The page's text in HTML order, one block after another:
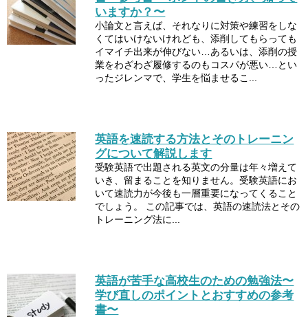
いますか？〜
小論文と言えば、それなりに対策や練習をしな
くてはいけないけれども、添削してもらっても
イマイチ出来が伸びない…あるいは、添削の授
業をわざわざ履修するのもコスパが悪い…とい
ったジレンマで、学生を悩ませるこ...
英語を速読する方法とそのトレーニン
グについて解説します
受験英語で出題される英文の分量は年々増えて
いき、留まることを知りません。受験英語にお
いて速読力が今後も一層重要になってくること
でしょう。 この記事では、英語の速読法とその
トレーニング法に...
英語が苦手な高校生のための勉強法〜
学び直しのポイントとおすすめの参考
書〜